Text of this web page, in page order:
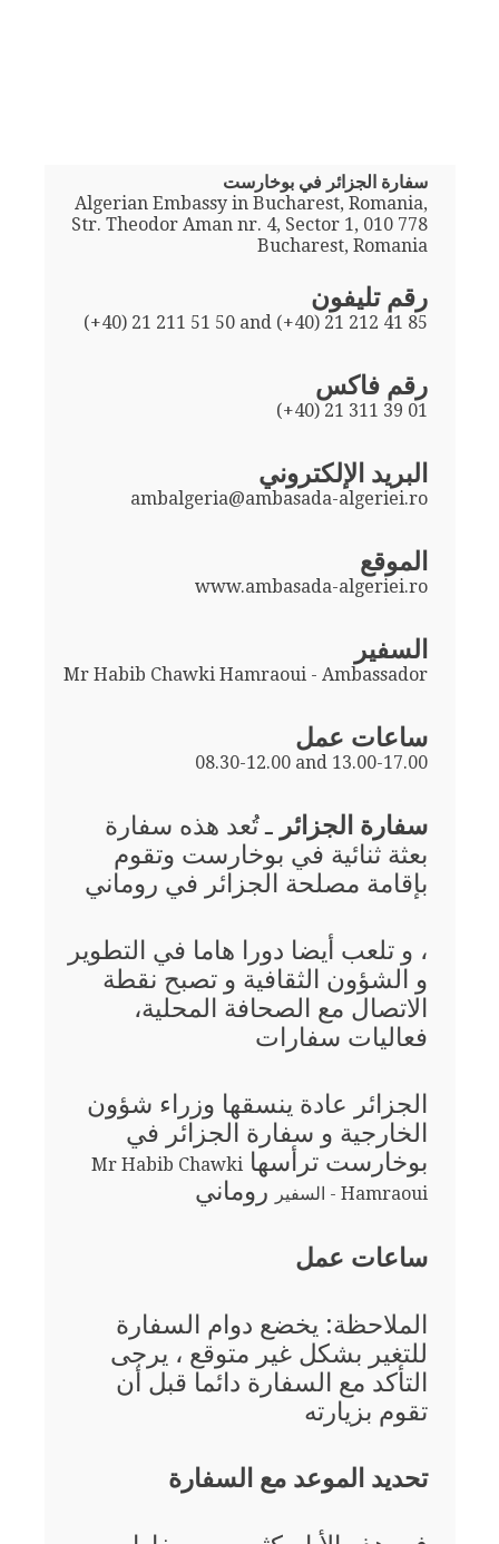
سفارة الجزائر في بوخارست
Algerian Embassy in Bucharest, Romania,
Str. Theodor Aman nr. 4, Sector 1, 010 778
Bucharest, Romania
رقم تليفون
(+40) 21 211 51 50 and (+40) 21 212 41 85
رقم فاكس
(+40) 21 311 39 01
البريد الإلكتروني
ambalgeria@ambasada-algeriei.ro
الموقع
www.ambasada-algeriei.ro
السفير
Mr Habib Chawki Hamraoui - Ambassador
ساعات عمل
08.30-12.00 and 13.00-17.00
سفارة الجزائر ـ تُعد هذه سفارة
بعثة ثنائية في بوخارست وتقوم
بإقامة مصلحة الجزائر في روماني
، و تلعب أيضا دورا هاما في التطوير
و الشؤون الثقافية و تصبح نقطة
الاتصال مع الصحافة المحلية،
فعاليات سفارات
الجزائر عادة ينسقها وزراء شؤون
الخارجية و سفارة الجزائر في
بوخارست ترأسها Mr Habib Chawki
Hamraoui - السفير
روماني
ساعات عمل
الملاحظة: يخضع دوام السفارة
للتغير بشكل غير متوقع ، يرجى
التأكد مع السفارة دائما قبل أن
تقوم بزيارته
تحديد الموعد مع السفارة